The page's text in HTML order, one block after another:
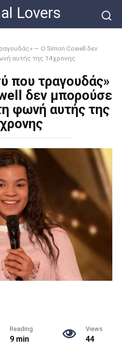
Lovers
— Ο Simon Cowell δεν
αυτής της 14χρονης
που τραγουδάς»
δεν μπορούσε
φωνή αυτής της
Reading
9 min
Views
44